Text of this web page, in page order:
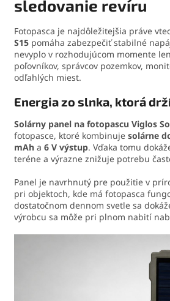
sledovanie revíru
Fotopasca je najdôležitejšia práve
S15 pomáha zabezpečiť stabilné
nevyplo v rozhodujúcom momente
poľovníkov, správcov pozemkov,
odľahlých miest.
Energia zo slnka, ktorá
Solárny panel na fotopascu Viglos
fotopasce, ktoré kombinuje solárne
mAh a 6 V výstup. Vďaka tomu
teréne a výrazne znižuje potrebu
Panel je navrhnutý pre použitie v
pri objektoch, kde má fotopasca
dostatočnom dennom svetle sa
výrobcu sa môže pri plnom nabití